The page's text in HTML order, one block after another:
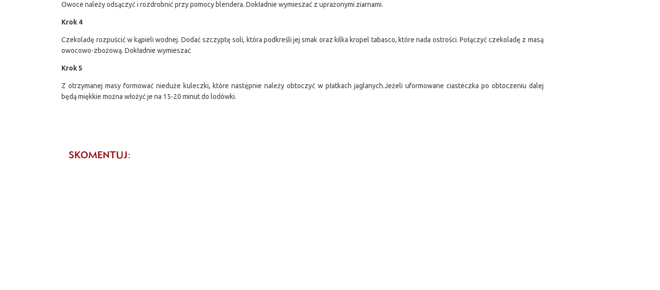
Owoce należy odsączyć i rozdrobnić przy pomocy blendera. Dokładnie wymieszać z uprażonymi ziarnami.
Krok 4
Czekoladę rozpuścić w kąpieli wodnej. Dodać szczyptę soli, która podkreśli jej smak oraz kilka kropel tabasco, które nada ostrości. Połączyć czekoladę z masą
owocowo-zbożową. Dokładnie wymieszać
Krok 5
Z otrzymanej masy formować nieduże kuleczki, które następnie należy obtoczyć w płatkach jaglanych.Jeżeli uformowane ciasteczka po obtoczeniu dalej
będą miękkie można włożyć je na 15-20 minut do lodówki.
SKOMENTUJ: